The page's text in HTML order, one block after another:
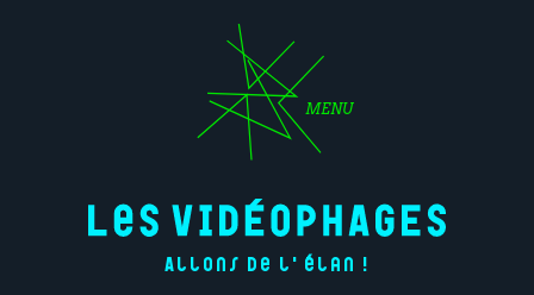
MENU
Allons de l'élan !